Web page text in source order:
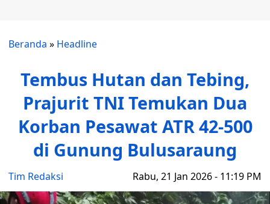
Beranda » Headline
Tembus Hutan dan Tebing,
Prajurit TNI Temukan Dua
Korban Pesawat ATR 42-500
di Gunung Bulusaraung
Tim Redaksi Rabu, 21 Jan 2026 - 11:19 PM